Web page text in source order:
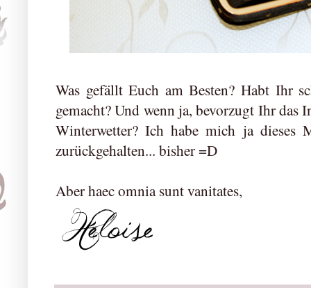
Was gefällt Euch am Besten? Habt Ihr
gemacht? Und wenn ja, bevorzugt Ihr das
Winterwetter? Ich habe mich ja dieses
zurückgehalten... bisher =D
Aber haec omnia sunt vanitates,